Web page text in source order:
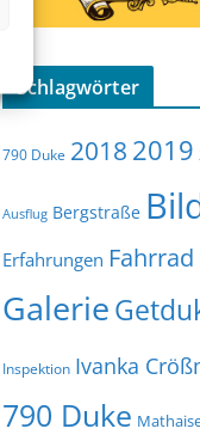
Schlagwörter
790 Duke 2018 2019
Ausflug Bergstraße
Erfahrungen Fahrrad
Galerie
Inspektion Ivanka
790 Duke